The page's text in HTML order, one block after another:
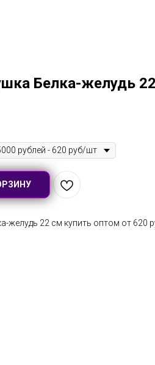
Белка-желудь
желудь 22 см купить оптом от 620